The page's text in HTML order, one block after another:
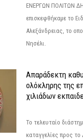
ΕΝΕΡΓΩΝ ΠΟΛΙΤΩΝ
επισκεφθήκαμε το
Αλεξάνδρειας, το
Νησέλι.
Απαράδεκτη
ολόκληρης της
χιλιάδων
Το τελευταίο
καταγγελίες προς